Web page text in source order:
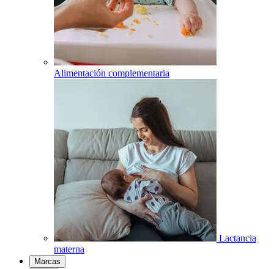
Alimentación complementaria
Lactancia
materna
Marcas